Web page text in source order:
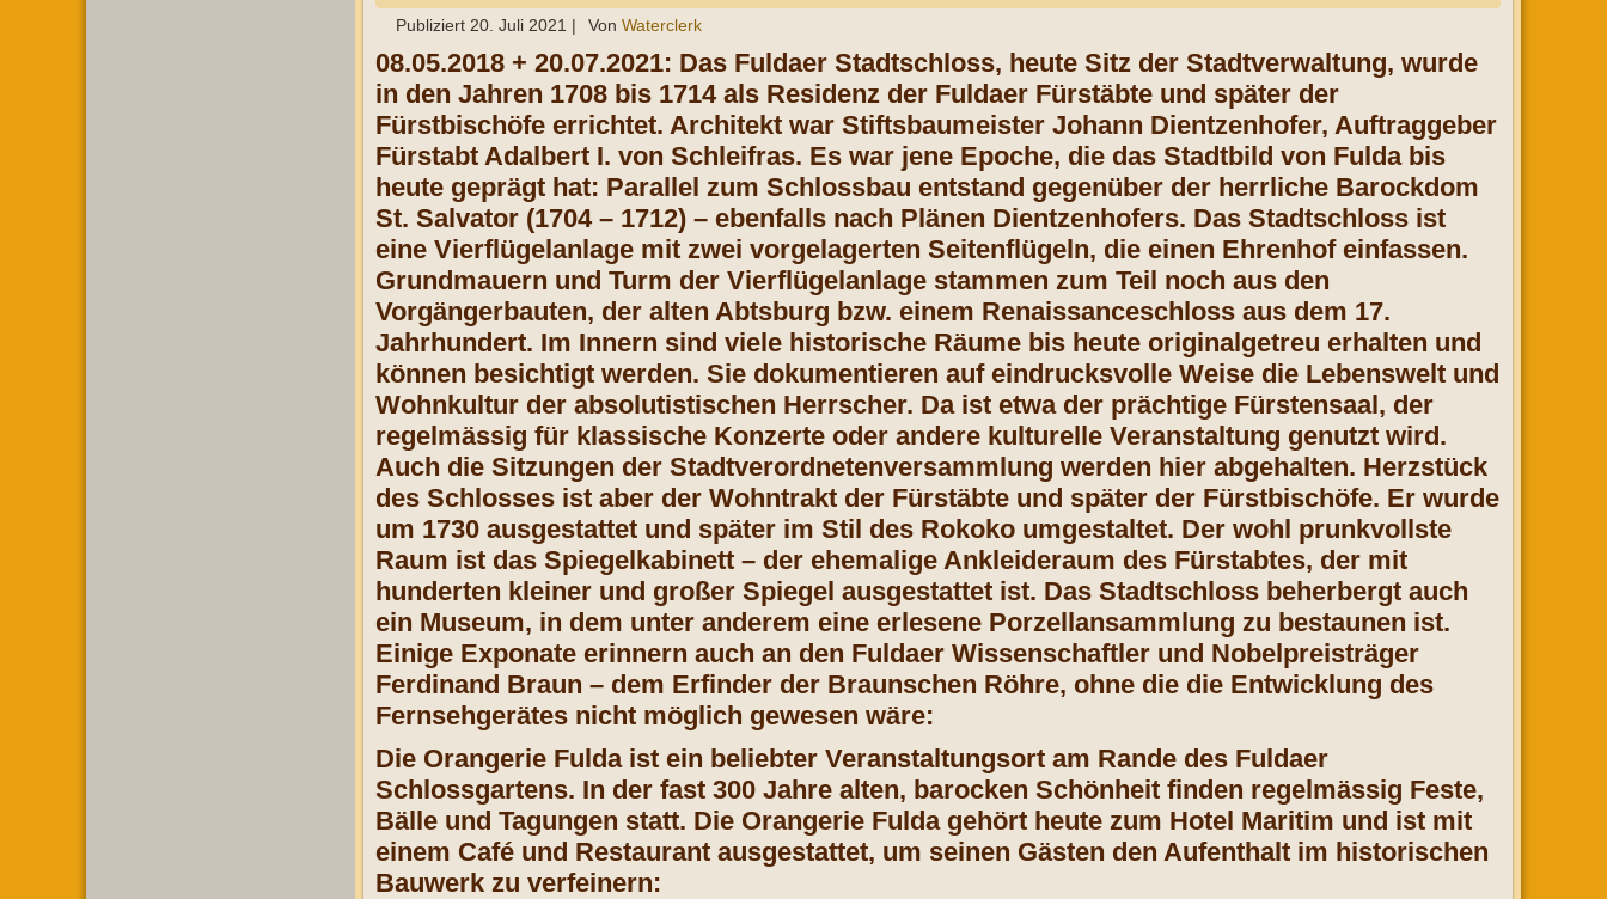
Publiziert 20. Juli 2021 | Von Waterclerk
08.05.2018 + 20.07.2021: Das Fuldaer Stadtschloss, heute Sitz der Stadtverwaltung, wurde
in den Jahren 1708 bis 1714 als Residenz der Fuldaer Fürstäbte und später der
Fürstbischöfe errichtet. Architekt war Stiftsbaumeister Johann Dientzenhofer, Auftraggeber
Fürstabt Adalbert I. von Schleifras. Es war jene Epoche, die das Stadtbild von Fulda bis
heute geprägt hat: Parallel zum Schlossbau entstand gegenüber der herrliche Barockdom
St. Salvator (1704 – 1712) – ebenfalls nach Plänen Dientzenhofers. Das Stadtschloss ist
eine Vierflügelanlage mit zwei vorgelagerten Seitenflügeln, die einen Ehrenhof einfassen.
Grundmauern und Turm der Vierflügelanlage stammen zum Teil noch aus den
Vorgängerbauten, der alten Abtsburg bzw. einem Renaissanceschloss aus dem 17.
Jahrhundert. Im Innern sind viele historische Räume bis heute originalgetreu erhalten und
können besichtigt werden. Sie dokumentieren auf eindrucksvolle Weise die Lebenswelt und
Wohnkultur der absolutistischen Herrscher. Da ist etwa der prächtige Fürstensaal, der
regelmässig für klassische Konzerte oder andere kulturelle Veranstaltung genutzt wird.
Auch die Sitzungen der Stadtverordnetenversammlung werden hier abgehalten. Herzstück
des Schlosses ist aber der Wohntrakt der Fürstäbte und später der Fürstbischöfe. Er wurde
um 1730 ausgestattet und später im Stil des Rokoko umgestaltet. Der wohl prunkvollste
Raum ist das Spiegelkabinett – der ehemalige Ankleideraum des Fürstabtes, der mit
hunderten kleiner und großer Spiegel ausgestattet ist. Das Stadtschloss beherbergt auch
ein Museum, in dem unter anderem eine erlesene Porzellansammlung zu bestaunen ist.
Einige Exponate erinnern auch an den Fuldaer Wissenschaftler und Nobelpreisträger
Ferdinand Braun – dem Erfinder der Braunschen Röhre, ohne die die Entwicklung des
Fernsehgerätes nicht möglich gewesen wäre:
Die Orangerie Fulda ist ein beliebter Veranstaltungsort am Rande des Fuldaer
Schlossgartens. In der fast 300 Jahre alten, barocken Schönheit finden regelmässig Feste,
Bälle und Tagungen statt. Die Orangerie Fulda gehört heute zum Hotel Maritim und ist mit
einem Café und Restaurant ausgestattet, um seinen Gästen den Aufenthalt im historischen
Bauwerk zu verfeinern: